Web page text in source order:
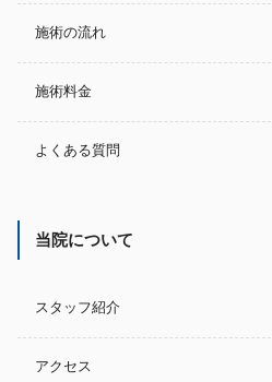
施術の流れ
施術料金
よくある質問
当院について
スタッフ紹介
アクセス